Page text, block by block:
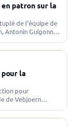
patron sur la
de l’équipe de
Antonin Guigonnat
la
pour
de Vebjoern